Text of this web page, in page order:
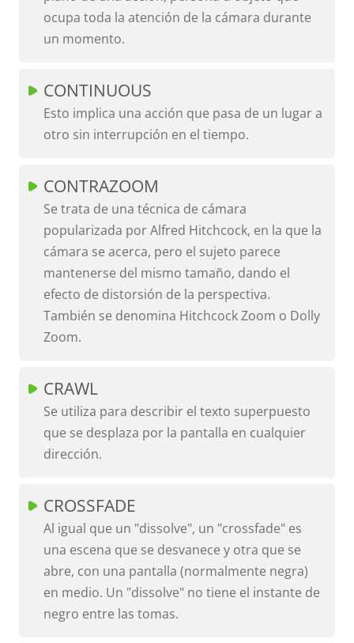
ocupa toda la atención de la cámara durante
un momento.
CONTINUOUS
Esto implica una acción que pasa de un lugar a
otro sin interrupción en el tiempo.
CONTRAZOOM
Se trata de una técnica de cámara
popularizada por Alfred Hitchcock, en la que la
cámara se acerca, pero el sujeto parece
mantenerse del mismo tamaño, dando el
efecto de distorsión de la perspectiva.
También se denomina Hitchcock Zoom o Dolly
Zoom.
CRAWL
Se utiliza para describir el texto superpuesto
que se desplaza por la pantalla en cualquier
dirección.
CROSSFADE
Al igual que un "dissolve", un "crossfade" es
una escena que se desvanece y otra que se
abre, con una pantalla (normalmente negra)
en medio. Un "dissolve" no tiene el instante de
negro entre las tomas.